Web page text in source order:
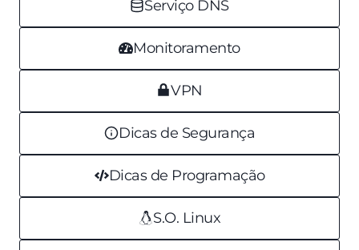
Serviço DNS
Monitoramento
VPN
Dicas de Segurança
Dicas de Programação
S.O. Linux